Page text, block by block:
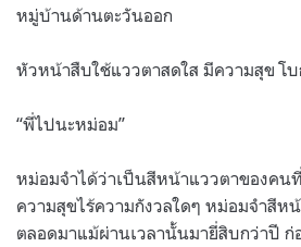
หมู่บ้านด้านตะวันออก
หัวหน้าสืบใช้แววตาสดใส มีความสุข โ
“พี่ไปนะหม่อม”
หม่อมจำได้ว่าเป็นสีหน้าแววตาของคน
ความสุขไร้ความกังวลใดๆ หม่อมจำสีห
ตลอดมาแม้ผ่านเวลานั้นมายี่สิบกว่าปี ก่